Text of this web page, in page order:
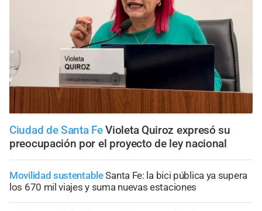
Ciudad de Santa Fe Violeta Quiroz expresó su
preocupación por el proyecto de ley nacional
Movilidad sustentableSanta Fe: la bici pública ya supera
los 670 mil viajes y suma nuevas estaciones